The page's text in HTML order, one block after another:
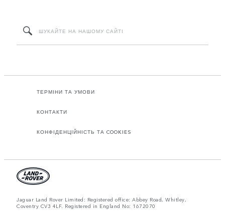
ТЕРМІНИ ТА УМОВИ
КОНТАКТИ
КОНФІДЕНЦІЙНІСТЬ ТА COOKIES
Jaguar Land Rover Limited: Registered office: Abbey Road, Whitley,
Coventry CV3 4LF. Registered in England No: 1672070